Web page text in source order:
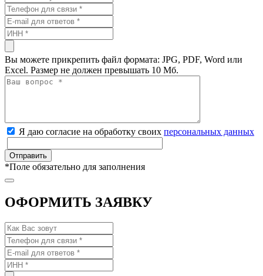
Вы можете прикрепить файл формата: JPG, PDF, Word или
Excel. Размер не должен превышать 10 Мб.
Я даю согласие на обработку своих персональных данных
*Поле обязательно для заполнения
ОФОРМИТЬ ЗАЯВКУ